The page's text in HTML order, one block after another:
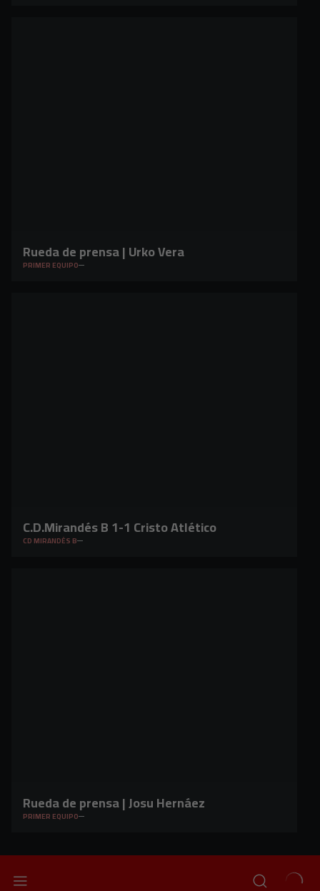
Rueda de prensa | Urko Vera
PRIMER EQUIPO
C.D.Mirandés B 1-1 Cristo Atlético
CD MIRANDÉS B
Rueda de prensa | Josu Hernáez
PRIMER EQUIPO